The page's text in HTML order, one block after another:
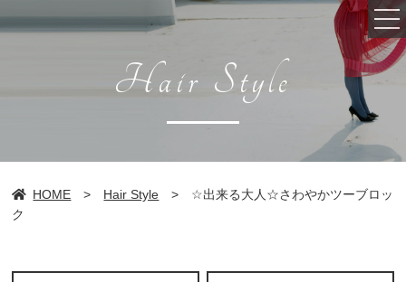
Hair Style
HOME > Hair Style > ☆出来る大人☆さわやかツーブロッ
ク